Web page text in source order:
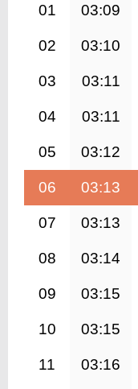
01 03:09
02 03:10
03 03:11
04 03:11
05 03:12
06 03:13
07 03:13
08 03:14
09 03:15
10 03:15
11 03:16